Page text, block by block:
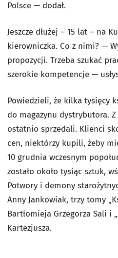
Polsce — dodał.
Jeszcze dłużej – 15 lat – na
kierowniczka. Co z nimi? —
propozycji. Trzeba szukać
szerokie kompetencje —
Powiedzieli, że kilka tysięcy
do magazynu dystrybutora.
ostatnio sprzedali. Klienci
cen, niektórzy kupili, żeby
10 grudnia wczesnym
zostało około tysiąc sztuk,
Potwory i demony
Anny Jankowiak, trzy tomy
Bartłomieja Grzegorza Sali i
Kartezjusza.